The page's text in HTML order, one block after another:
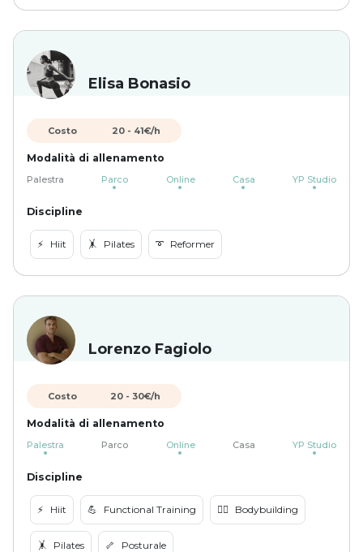
Elisa Bonasio
Costo 20- 41€/h
Modalità di allenamento
Palestra Parco Online Casa YP Studio
Discipline
⚡️ Hiit 🤸 Pilates ➰ Reformer
Lorenzo Fagiolo
Costo 20 - 30€/h
Modalità di allenamento
Palestra Parco Online Casa YP Studio
Discipline
⚡️ Hiit 💪 Functional Training 🏋️‍♀️ Bodybuilding
🤸 Pilates 🦴 Posturale